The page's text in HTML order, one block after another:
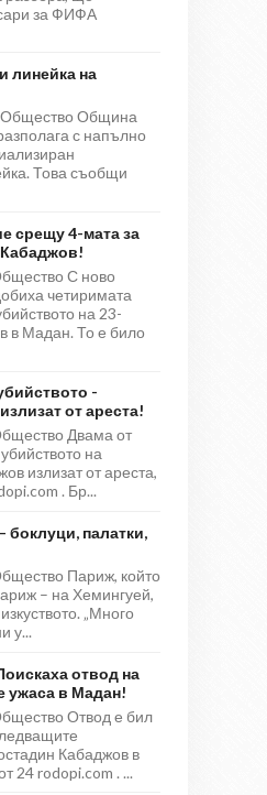
за ФИФА
линейка на
Общество Община
с напълно
Това съобщи
срещу 4-мата за
С ново
четиримата
на 23-
в Мадан. То е било
-
от ареста!
Двама от
на
излизат от ареста,
. Бр...
боклуци, палатки,
Париж, който
– на Хемингуей,
„Много
у...
отвод на
ужаса в Мадан!
Отвод е бил
Кабаджов в
24 rodopi.com . ...